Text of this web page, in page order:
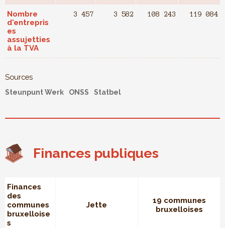
Nombre
d'entrepris
es
assujetties
à la TVA
3 457 3 582 108 243 119 084
Sources
Steunpunt Werk ONSS Statbel
Finances publiques
Finances
des
communes
bruxelloise
s
Jette
19 communes
bruxelloises